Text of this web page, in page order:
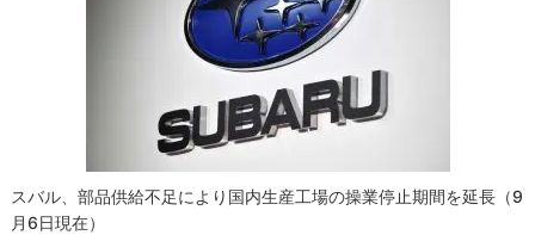
スバル、部品供給不足により国内生産工場の操業停止期間を延長（9
月6日現在）